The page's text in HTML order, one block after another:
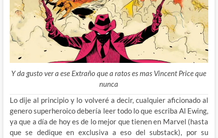
Y da gusto ver a ese Extraño que a ratos es mas Vincent Price que
nunca
Lo dije al principio y lo volveré a decir, cualquier aficionado al
genero superheroico debería leer todo lo que escriba Al Ewing,
ya que a día de hoy es de lo mejor que tienen en Marvel (hasta
que se dedique en exclusiva a eso del substack), por su